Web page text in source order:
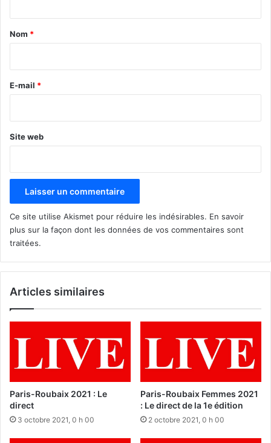
a
e
Nom *
E-mail *
Site web
Ce site utilise Akismet pour réduire les indésirables. En savoir
plus sur la façon dont les données de vos commentaires sont
traitées.
Articles similaires
Paris-Roubaix 2021 : Le
direct
3 octobre 2021, 0 h 00
Paris-Roubaix Femmes 2021
: Le direct de la 1e édition
2 octobre 2021, 0 h 00